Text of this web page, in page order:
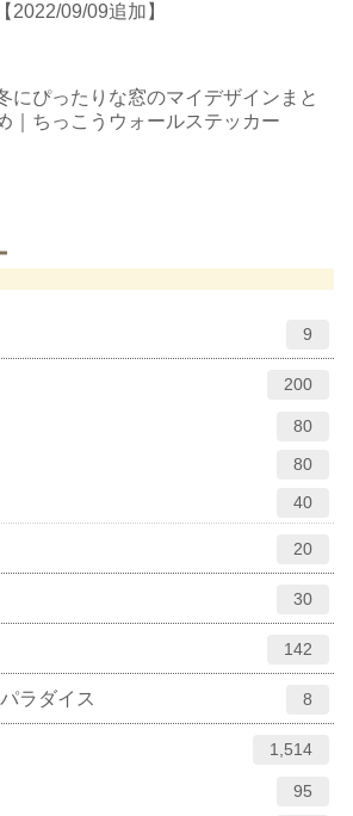
【2022/09/09追加】
にぴったりな窓のマイデザインまと
｜ちっこうウォールステッカー
9
200
80
80
40
20
30
142
ラダイス 8
1,514
95